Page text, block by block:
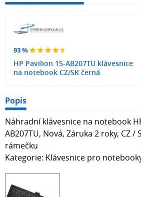
93 %
HP Pavilion 15-AB207TU klávesnice
na notebook CZ/SK černá
Popis
Náhradní klávesnice na notebook
AB207TU, Nová, Záruka 2 roky, CZ /
rámečku
Kategorie: Klávesnice pro